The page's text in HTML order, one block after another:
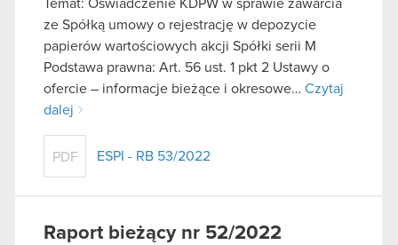
Temat: Oświadczenie KDPW w sprawie zawarcia
ze Spółką umowy o rejestrację w depozycie
papierów wartościowych akcji Spółki serii M
Podstawa prawna: Art. 56 ust. 1 pkt 2 Ustawy o
ofercie – informacje bieżące i okresowe… Czytaj
dalej
PDF ESPI - RB 53/2022
Raport bieżący nr 52/2022